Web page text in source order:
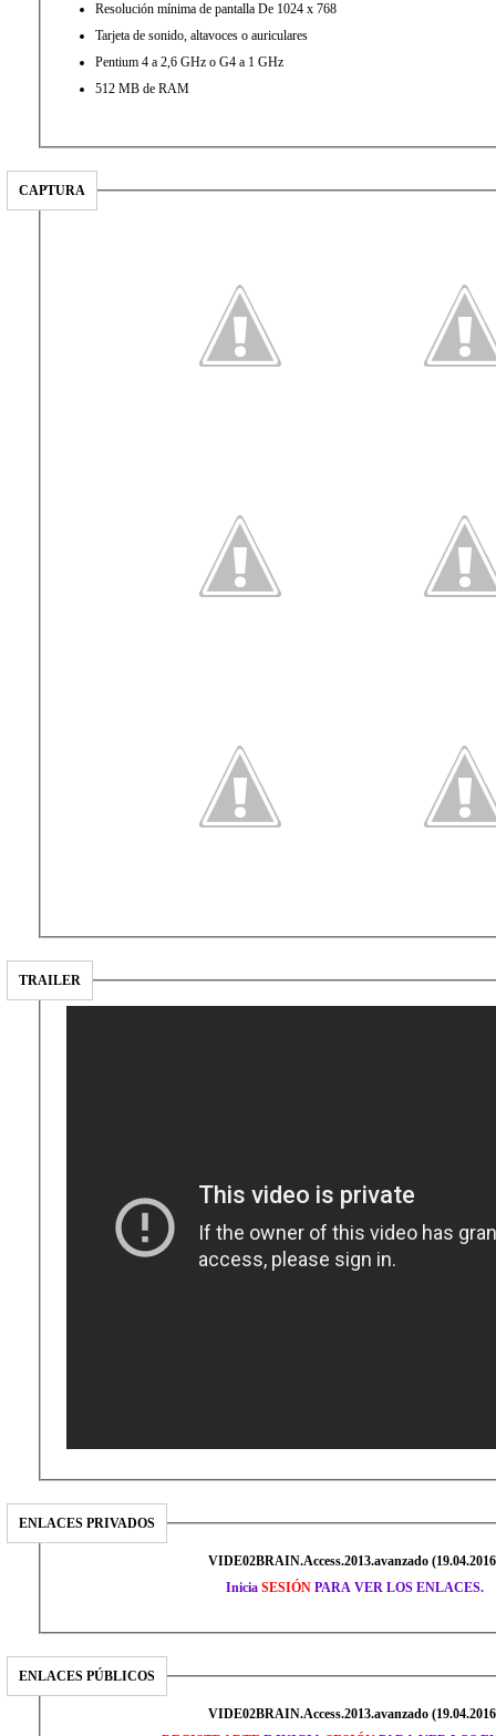
Resolución mínima de pantalla De 1024 x 768
Tarjeta de sonido, altavoces o auriculares
Pentium 4 a 2,6 GHz o G4 a 1 GHz
512 MB de RAM
CAPTURA
TRAILER
ENLACES PRIVADOS
VIDE02BRAIN.Access.2013.avanzado
Inicia SESIÓN PARA VER LOS ENLACES.
ENLACES PÚBLICOS
VIDE02BRAIN.Access.2013.avanzado